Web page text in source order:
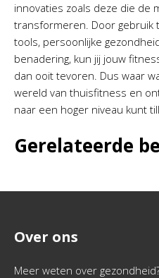
innovaties zoals deze die de
transformeren. Door gebruik
tools, persoonlijke
benadering, kun jij jouw
dan ooit tevoren. Dus waar
wereld van thuisfitness en
naar een hoger niveau kunt
Gerelateerde
Over ons
Meer weten over